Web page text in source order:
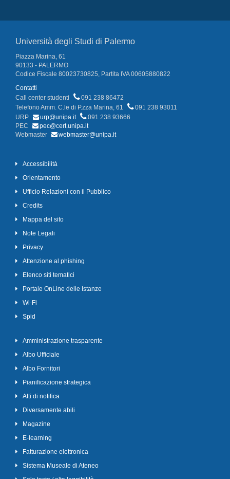
Università degli Studi di Palermo
Piazza Marina, 61
90133 - PALERMO
Codice Fiscale 80023730825, Partita IVA 00605880822
Contatti
Call center studenti
091 238 86472
Telefono Amm. C.le di P.zza Marina, 61
091 238 93011
URP
urp@unipa.it
091 238 93666
PEC
pec@cert.unipa.it
Webmaster
webmaster@unipa.it
Accessibilità
Orientamento
Ufficio Relazioni con il Pubblico
Credits
Mappa del sito
Note Legali
Privacy
Attenzione al phishing
Elenco siti tematici
Portale OnLine delle Istanze
Wi-Fi
Spid
Amministrazione trasparente
Albo Ufficiale
Albo Fornitori
Pianificazione strategica
Atti di notifica
Diversamente abili
Magazine
E-learning
Fatturazione elettronica
Sistema Museale di Ateneo